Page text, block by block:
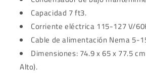
Capacidad 7 ft3.
Corriente eléctrica 115-127 V/
Cable de alimentación Nema 5-
Dimensiones: 74.9 x 65 x 77.5
Alto).